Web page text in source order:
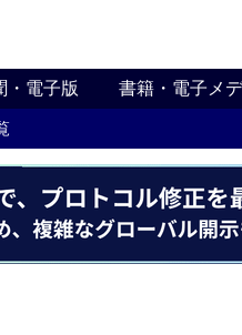
・電子版 書籍・電子メ